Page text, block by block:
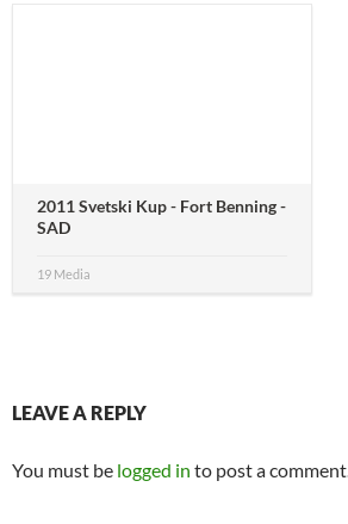
2011 Svetski Kup - Fort Benning -
SAD
19 Media
LEAVE A REPLY
You must be logged in to post a comment.